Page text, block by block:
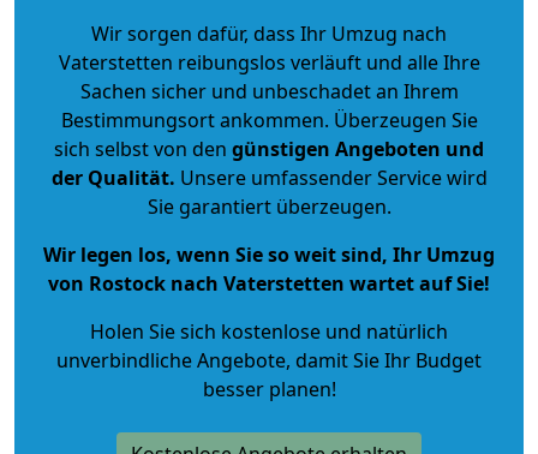
Wir sorgen dafür, dass Ihr Umzug nach
Vaterstetten reibungslos verläuft und alle Ihre
Sachen sicher und unbeschadet an Ihrem
Bestimmungsort ankommen. Überzeugen Sie
sich selbst von den günstigen Angeboten und
der Qualität. Unsere umfassender Service wird
Sie garantiert überzeugen.
Wir legen los, wenn Sie so weit sind, Ihr Umzug
von Rostock nach Vaterstetten wartet auf Sie!
Holen Sie sich kostenlose und natürlich
unverbindliche Angebote, damit Sie Ihr Budget
besser planen!